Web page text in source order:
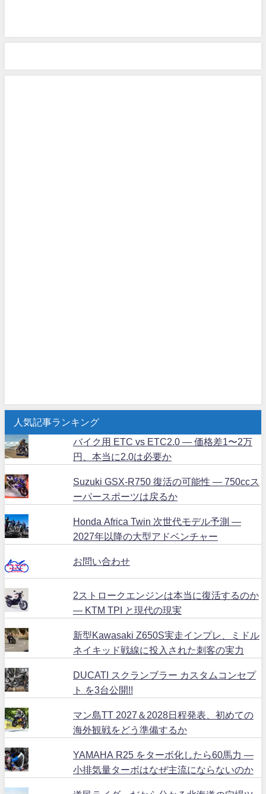
人気記事ランキング
バイク用 ETC vs ETC2.0 ― 価格差1〜2万
円、本当に2.0は必要か
Suzuki GSX-R750 復活の可能性 ― 750ccス
ーパースポーツは戻るか
Honda Africa Twin 次世代モデル予測 ―
2027年以降の大型アドベンチャー
お問い合わせ
2ストロークエンジンは本当に復活するのか
― KTM TPI と現代の現実
新型Kawasaki Z650S実走インプレ、ミドル
ネイキッド戦線に投入された刺客の実力
DUCATI スクランブラー カスタムコンセプ
ト を3台公開!!
マン島TT 2027＆2028日程発表、初めての
海外観戦をどう準備するか
YAMAHA R25 をターボ化したら60馬力 ―
小排気量ターボはなぜ主流にならないのか